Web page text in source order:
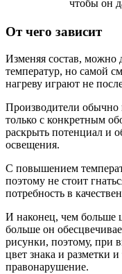
чтобы он
От чего зависит
Изменяя состав, можно
температур, но самой
нагреву играют не
Производители обычно
только с конкретным
раскрыть потенциал и
освещения.
С повышением
поэтому не стоит
потребность в
И наконец, чем больше
больше он
рисунки, поэтому, при
цвет знака и разметки
правонарушение.